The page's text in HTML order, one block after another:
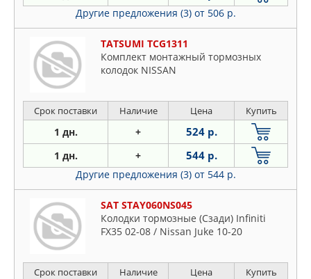
Другие предложения (3) от 506 р.
TATSUMI TCG1311
Комплект монтажный тормозных
колодок NISSAN
Срок поставки Наличие Цена Купить
1 дн. + 524 р.
1 дн. + 544 р.
Другие предложения (3) от 544 р.
SAT STAY060NS045
Колодки тормозные (Сзади) Infiniti
FX35 02-08 / Nissan Juke 10-20
Срок поставки Наличие Цена Купить